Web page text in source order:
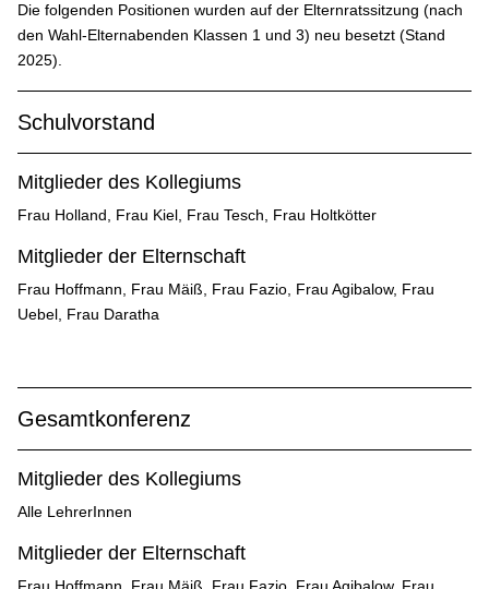
Die folgenden Positionen wurden auf der Elternratssitzung (nach
den Wahl-Elternabenden Klassen 1 und 3) neu besetzt (Stand
2025).
Schulvorstand
Mitglieder des Kollegiums
Frau Holland, Frau Kiel, Frau Tesch, Frau Holtkötter
Mitglieder der Elternschaft
Frau Hoffmann, Frau Mäiß, Frau Fazio, Frau Agibalow, Frau
Uebel, Frau Daratha
Gesamtkonferenz
Mitglieder des Kollegiums
Alle LehrerInnen
Mitglieder der Elternschaft